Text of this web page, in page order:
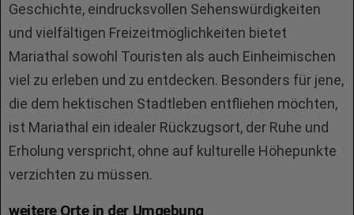
Geschichte, eindrucksvollen Sehenswürdigkeiten
und vielfältigen Freizeitmöglichkeiten bietet
Mariathal sowohl Touristen als auch Einheimischen
viel zu erleben und zu entdecken. Besonders für jene,
die dem hektischen Stadtleben entfliehen möchten,
ist Mariathal ein idealer Rückzugsort, der Ruhe und
Erholung verspricht, ohne auf kulturelle Höhepunkte
verzichten zu müssen.
weitere Orte in der Umgebung